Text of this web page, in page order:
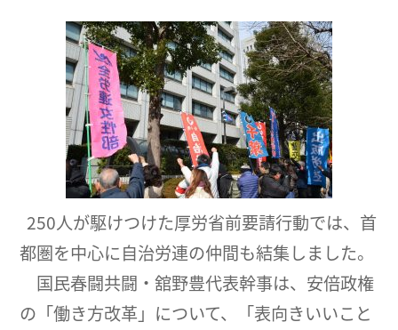
250人が駆けつけた厚労省前要請行動では、首
都圏を中心に自治労連の仲間も結集しました。
国民春闘共闘・舘野豊代表幹事は、安倍政権
の「働き方改革」について、「表向きいいこと